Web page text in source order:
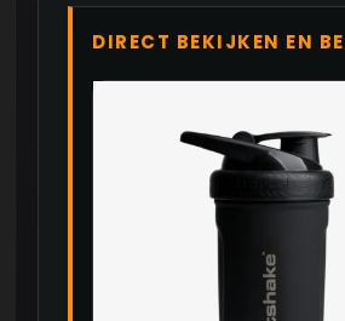
DIRECT BEKIJKEN EN